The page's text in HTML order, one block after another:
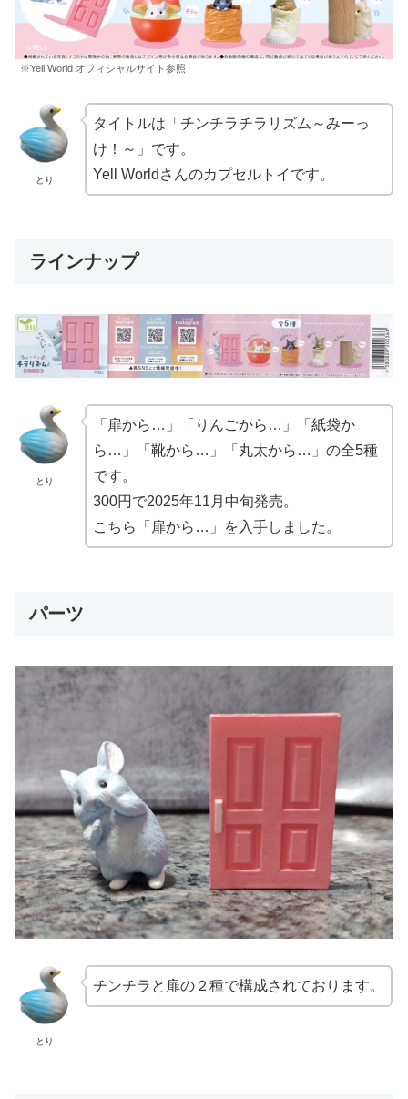
※Yell World オフィシャルサイト参照
とり
タイトルは「チンチラチラリズム～みーっ
け！～」です。
Yell Worldさんのカプセルトイです。
ラインナップ
とり
「扉から…」「りんごから…」「紙袋か
ら…」「靴から…」「丸太から…」の全5種
です。
300円で2025年11月中旬発売。
こちら「扉から…」を入手しました。
パーツ
とり
チンチラと扉の２種で構成されております。